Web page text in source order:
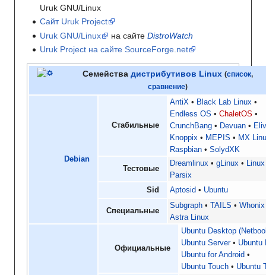
Uruk GNU/Linux
Сайт Uruk Project
Uruk GNU/Linux
на сайтеDistroWatch
Uruk Project на сайте SourceForge.net
Семейства дистрибутивов Linux (список,
сравнение)
Debian
Стабильные
AntiX
Black Lab Linux
Endless OS
ChaletOS
CrunchBang
Devuan
Knoppix
MEPIS
MX
Raspbian
SolydXK
Тестовые
Dreamlinux gLinux
Parsix
Sid
Aptosid Ubuntu
Специальные
Subgraph TAILS
Whonix
Astra Linux
Официальные
Ubuntu Desktop
Ubuntu Server
Ubuntu
Ubuntu for Android
Ubuntu Touch
Ubuntu